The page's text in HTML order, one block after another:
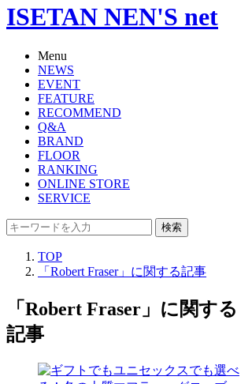
ISETAN NEN'S net
Menu
NEWS
EVENT
FEATURE
RECOMMEND
Q&A
BRAND
FLOOR
RANKING
ONLINE STORE
SERVICE
検索
TOP
「Robert Fraser」に関する記事
「Robert Fraser」に関する
記事